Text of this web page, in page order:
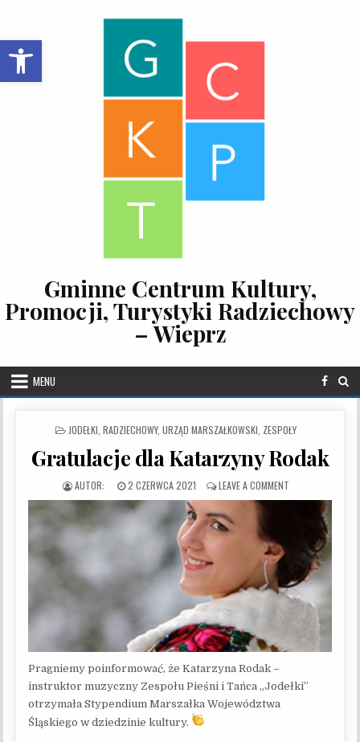
Open toolbar
Gminne Centrum Kultury,
Promocji, Turystyki Radziechowy
– Wieprz
MENU
POSTED IN
JODEŁKI RADZIECHOWY, URZĄD MARSZAŁKOWSKI ZESPOŁY
Gratulacje dla Katarzyny Rodak
PUBLISHED DATE:
2 CZERWCA 2021 LEAVE A COMMENT
Pragniemy poinformować, że Katarzyna Rodak –
instruktor muzyczny Zespołu Pieśni i Tańca „Jodełki”
otrzymała Stypendium Marszałka Województwa
Śląskiego w dziedzinie kultury.